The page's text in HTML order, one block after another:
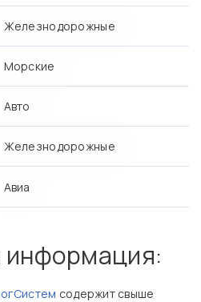
Железнодорожные
Морские
Авто
Железнодорожные
Авиа
информация:
содержит свыше